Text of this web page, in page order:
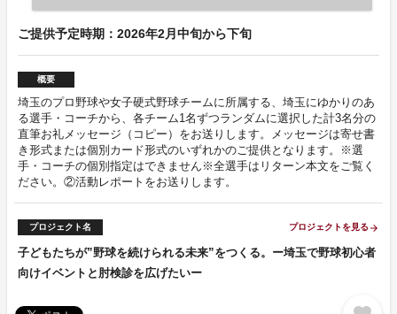
ご提供予定時期：2026年2月中旬から下旬
概要
埼玉のプロ野球や女子硬式野球チームに所属する、埼玉にゆかりのあ
る選手・コーチから、各チーム1名ずつランダムに選択した計3名分の
直筆お礼メッセージ（コピー）をお送りします。メッセージは寄せ書
き形式または個別カード形式のいずれかのご提供となります。※選
手・コーチの個別指定はできません※全選手はリターン本文をご覧く
ださい。②活動レポートをお送りします。
プロジェクト名 プロジェクトを見る arrow_forward
子どもたちが”野球を続けられる未来”をつくる。ー埼玉で野球初心者
向けイベントと肘検診を広げたいー